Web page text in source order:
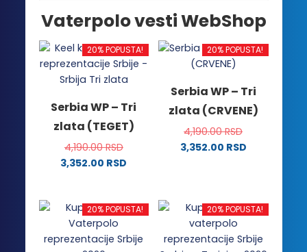
Vaterpolo vesti WebShop
20% POPUSTA!
Serbia WP – Tri
zlata (TEGET)
4,190.00RSD
3,352.00 RSD
ima
više
varijanti.
20% POPUSTA!
Serbia WP – Tri
zlata (CRVENE)
4,190.00RSD
3,352.00 RSD
više
varijanti.
Opcije
20% POPUSTA! 20% POPUSTA!